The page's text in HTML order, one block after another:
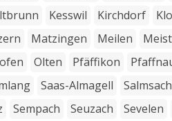
Kesswil Kirchdorf
Matzingen Meilen
Olten Pfäffikon
Saas-Almagell Salmsach
Sempach Seuzach Sevelen